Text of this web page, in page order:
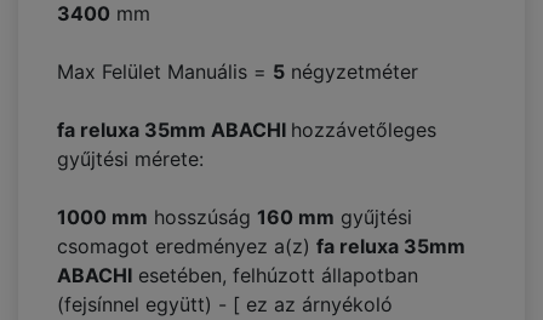
3400 mm
Max Felület Manuális = 5 négyzetméter
fa reluxa 35mm ABACHI hozzávetőleges
gyűjtési mérete:
1000 mm hosszúság 160 mm gyűjtési
csomagot eredményez a(z) fa reluxa 35mm
ABACHI esetében, felhúzott állapotban
(fejsínnel együtt) - [ ez az árnyékoló